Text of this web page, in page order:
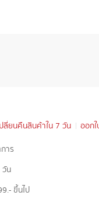
ลี่ยนคืนสินค้าใน 7 วัน ออก
าร
น
ขึ้นไป